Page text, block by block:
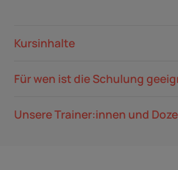
Kursinhalte
Für wen ist die Schulung
Unsere Trainer:innen und